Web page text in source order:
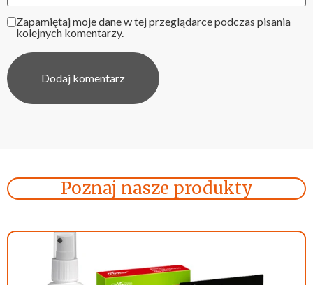
Zapamiętaj moje dane w tej przeglądarce podczas pisania
kolejnych komentarzy.
Poznaj nasze produkty